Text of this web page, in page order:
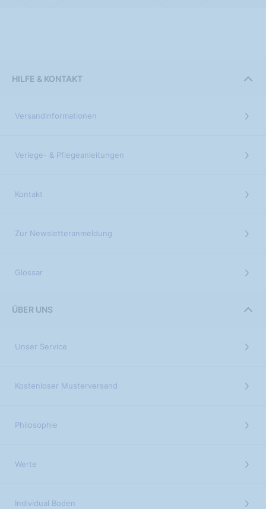
HILFE & KONTAKT
Versandinformationen
Verlege- & Pflegeanleitungen
Kontakt
Zur Newsletteranmeldung
Glossar
ÜBER UNS
Unser Service
Kostenloser Musterversand
Philosophie
Werte
Individual Boden